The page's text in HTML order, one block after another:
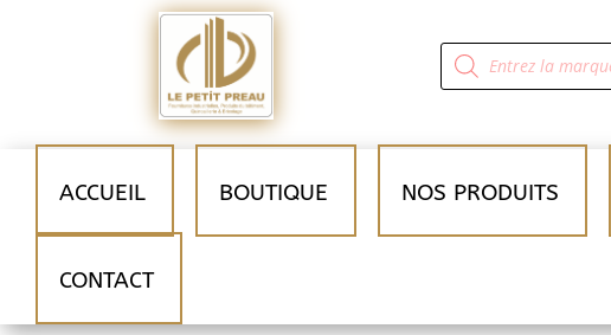
Recherche
de
produits
ACCUEIL BOUTIQUE NOS PRODUITS
CONTACT